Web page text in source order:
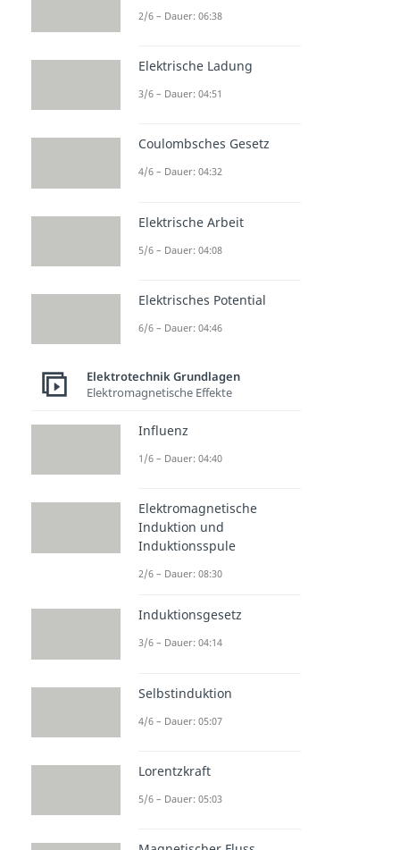
2/6 – Dauer: 06:38
Elektrische Ladung
3/6 – Dauer: 04:51
Coulombsches Gesetz
4/6 – Dauer: 04:32
Elektrische Arbeit
5/6 – Dauer: 04:08
Elektrisches Potential
6/6 – Dauer: 04:46
Elektrotechnik Grundlagen
Elektromagnetische Effekte
Influenz
1/6 – Dauer: 04:40
Elektromagnetische
Induktion und
Induktionsspule
2/6 – Dauer: 08:30
Induktionsgesetz
3/6 – Dauer: 04:14
Selbstinduktion
4/6 – Dauer: 05:07
Lorentzkraft
5/6 – Dauer: 05:03